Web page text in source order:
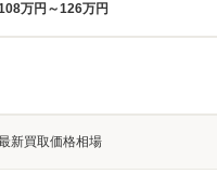
万円～126万円
新買取価格相場